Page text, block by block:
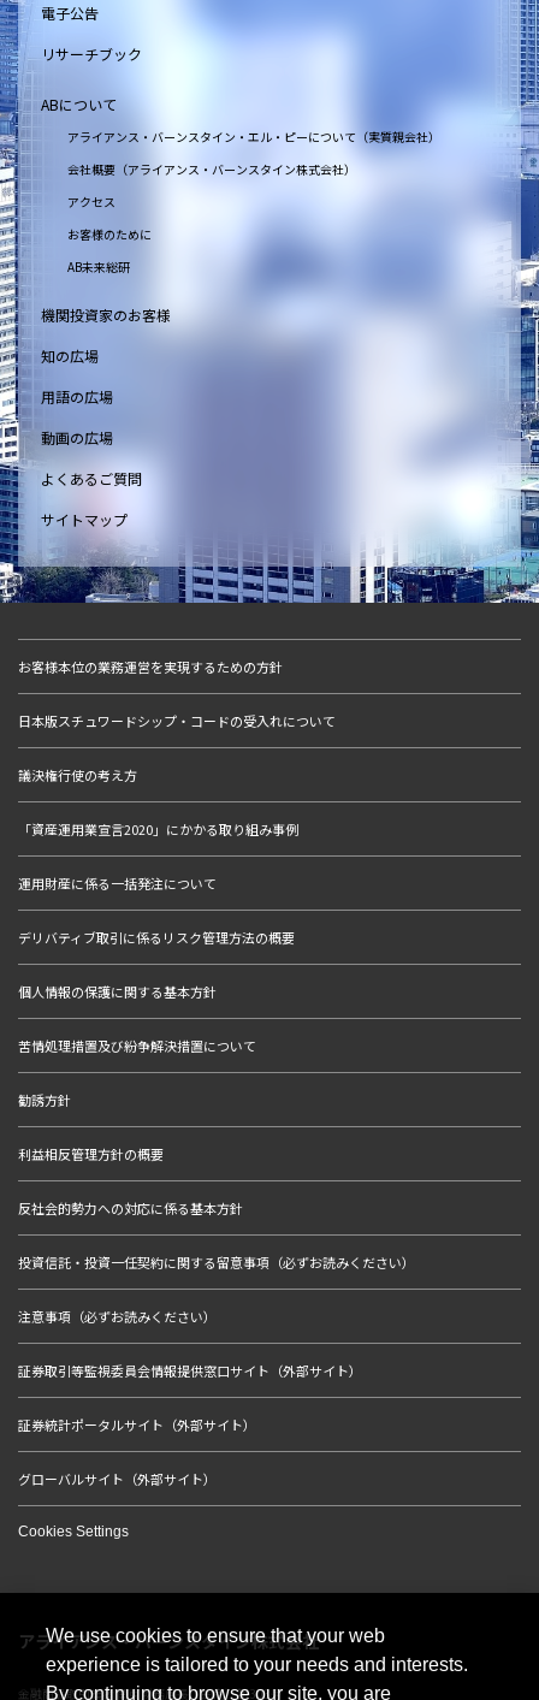
電子公告
リサーチブック
ABについて
アライアンス・バーンスタイン・エル・ピーについて（実質親会社）
会社概要（アライアンス・バーンスタイン株式会社）
アクセス
お客様のために
AB未来総研
機関投資家のお客様
知の広場
用語の広場
動画の広場
よくあるご質問
サイトマップ
お客様本位の業務運営を実現するための方針
日本版スチュワードシップ・コードの受入れについて
議決権行使の考え方
「資産運用業宣言2020」にかかる取り組み事例
運用財産に係る一括発注について
デリバティブ取引に係るリスク管理方法の概要
個人情報の保護に関する基本方針
苦情処理措置及び紛争解決措置について
勧誘方針
利益相反管理方針の概要
反社会的勢力への対応に係る基本方針
投資信託・投資一任契約に関する留意事項（必ずお読みください）
注意事項（必ずお読みください）
証券取引等監視委員会情報提供窓口サイト（外部サイト）
証券統計ポータルサイト（外部サイト）
グローバルサイト（外部サイト）
Cookies Settings
アライアンス・バーンスタイン株式会社
金融商品取引業者 関東財務局長（金商）第303号
We use cookies to ensure that your web
experience is tailored to your needs and interests.
By continuing to browse our site, you are